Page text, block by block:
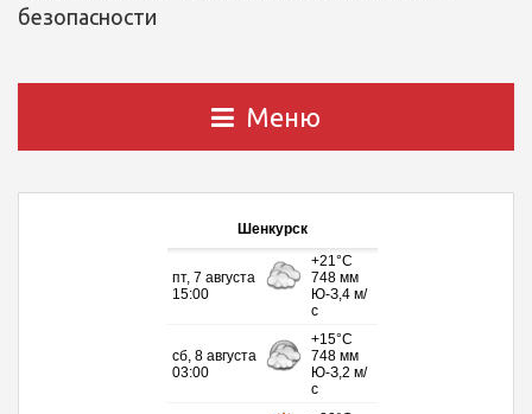
безопасности
Меню
Шенкурск